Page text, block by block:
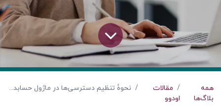
همه
بلاگ‌ها
مقالات
اودوو
نحوهٔ تنظیم دسترسی‌ها در ماژول حسابداری اودوو